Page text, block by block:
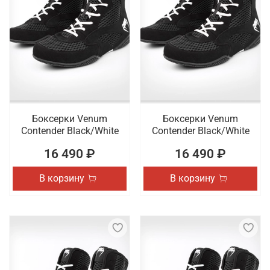
Боксерки Venum
Contender Black/White
16 490 ₽
В корзину
Боксерки Venum
Contender Black/White
16 490 ₽
В корзину